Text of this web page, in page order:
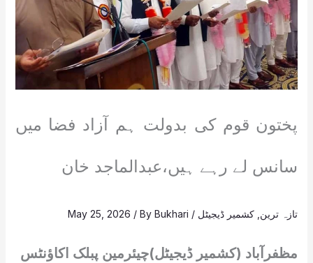
پختون قوم کی بدولت ہم آزاد فضا میں
سانس لے رہے ہیں،عبدالماجد خان
تازہ ترین کشمیر ڈیجیٹل /
May 25, 2026 / ByBukhari
مظفرآباد (کشمیر ڈیجیٹل)چیئرمین پبلک اکاؤنٹس